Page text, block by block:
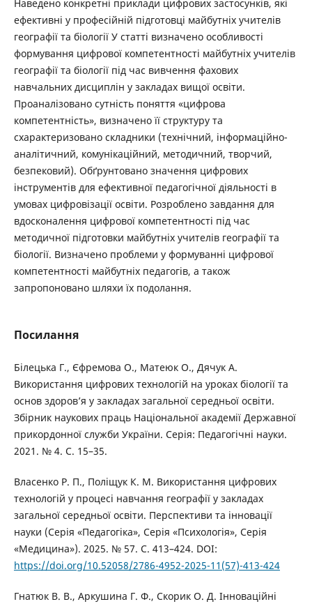
Наведено конкретні приклади цифрових застосунків, які
ефективні у професійній підготовці майбутніх учителів
географії та біології У статті визначено особливості
формування цифрової компетентності майбутніх учителів
географії та біології під час вивчення фахових
навчальних дисциплін у закладах вищої освіти.
Проаналізовано сутність поняття «цифрова
компетентність», визначено її структуру та
схарактеризовано складники (технічний, інформаційно-
аналітичний, комунікаційний, методичний, творчий,
безпековий). Обґрунтовано значення цифрових
інструментів для ефективної педагогічної діяльності в
умовах цифровізації освіти. Розроблено завдання для
вдосконалення цифрової компетентності під час
методичної підготовки майбутніх учителів географії та
біології. Визначено проблеми у формуванні цифрової
компетентності майбутніх педагогів, а також
запропоновано шляхи їх подолання.
Посилання
Білецька Г., Єфремова О., Матеюк О., Дячук А.
Використання цифрових технологій на уроках біології та
основ здоров’я у закладах загальної середньої освіти.
Збірник наукових праць Національної академії Державної
прикордонної служби України. Серія: Педагогічні науки.
2021. № 4. С. 15–35.
Власенко Р. П., Поліщук К. М. Використання цифрових
технологій у процесі навчання географії у закладах
загальної середньої освіти. Перспективи та інновації
науки (Серія «Педагогіка», Серія «Психологія», Серія
«Медицина»). 2025. № 57. С. 413–424. DOI:
https://doi.org/10.52058/2786-4952-2025-11(57)-413-424
Гнатюк В. В., Аркушина Г. Ф., Скорик О. Д. Інноваційні